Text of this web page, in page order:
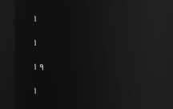
1
1
19
1